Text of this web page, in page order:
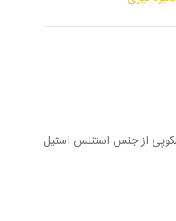
از جنس استنلس استیل